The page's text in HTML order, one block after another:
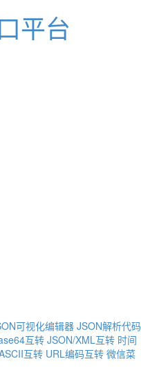
平台
可视化编辑器 JSON解析代码
互转JSON/XML互转 时间
互转 URL编码互转 微信菜